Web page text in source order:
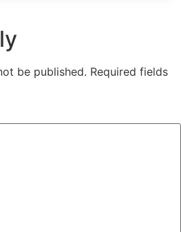
be published. Required fields